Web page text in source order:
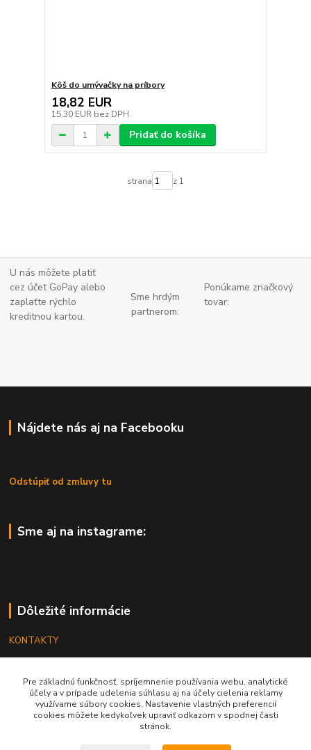
Kôš do umývačky na príbory
18,82 EUR
15,30 EUR bez DPH
Pridať do košíka
strana z 1
U nás môžete platiť
cez účet GoPay alebo
zaplaťte rýchlo
kreditnou kartou.
Sme hrdým
partnerom:
Ponúkame značkový
tovar:
Nájdete nás aj na Facebooku
Odstúpiť od zmluvy tu
Sme aj na instagrame:
Dôležité informácie
KONTAKTY
REKLAMÁCIE
KATALÓGY
Pre základnú funkčnosť, spríjemnenie používania webu, analytické
účely a v prípade udelenia súhlasu aj na účely cielenia reklamy
využívame súbory cookies. Nastavenie vlastných preferencií
cookies môžete kedykoľvek upraviť odkazom v spodnej časti
stránok.